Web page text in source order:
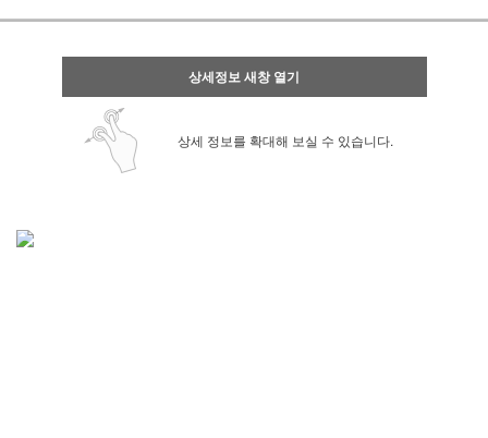
상세정보 새창 열기
상세 정보를 확대해 보실 수 있습니다.